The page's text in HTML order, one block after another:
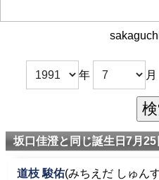
年 月
坂口佳澄と同じ誕生日7月
道枝 駿佑(みちえだ しゅん